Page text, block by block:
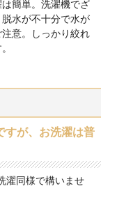
簡単。洗濯機でざ
水が不十分で水が
意。しっかり絞れ
すが、お洗濯は普
濯同様で構いませ